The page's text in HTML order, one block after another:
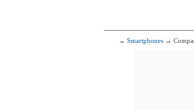
→ Smartphones →